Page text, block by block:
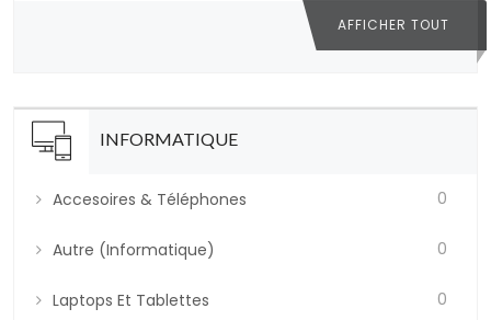
AFFICHER TOUT
INFORMATIQUE
Accesoires & Téléphones 0
Autre (informatique) 0
Laptops Et Tablettes 0